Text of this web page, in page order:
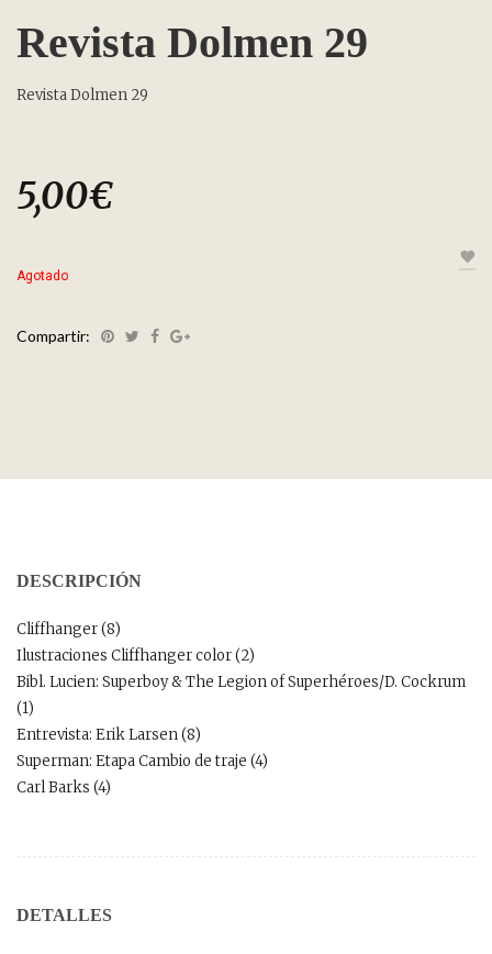
Revista Dolmen 29
Revista Dolmen 29
5,00€
Agotado
Compartir:
DESCRIPCIÓN
Cliffhanger (8)
Ilustraciones Cliffhanger color (2)
Bibl. Lucien: Superboy & The Legion of Superhéroes/D. Cockrum
(1)
Entrevista: Erik Larsen (8)
Superman: Etapa Cambio de traje (4)
Carl Barks (4)
DETALLES